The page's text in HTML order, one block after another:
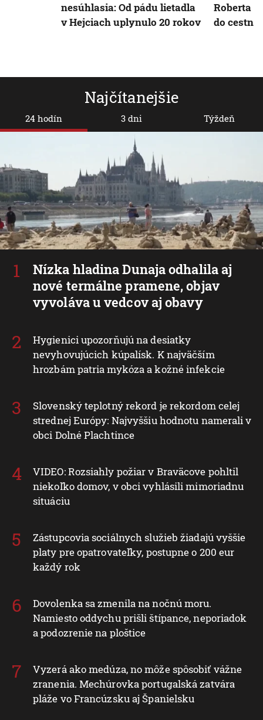
Najčítanejšie
24 hodín
Nízka hladina Dunaja odhalila aj
nové termálne pramene, objav
vyvoláva u vedcov aj obavy
Hygienici upozorňujú na desiatky
nevyhovujúcich kúpalísk. K najväčším
hrozbám patria mykóza a kožné infekcie
Slovenský teplotný rekord je rekordom celej
strednej Európy: Najvyššiu hodnotu namerali v
obci Dolné Plachtince
VIDEO: Rozsiahly požiar v Braväcove pohltil
niekoľko domov, v obci vyhlásili mimoriadnu
situáciu
Zástupcovia sociálnych služieb žiadajú vyššie
platy pre opatrovateľky, postupne o 200 eur
každý rok
Dovolenka sa zmenila na nočnú moru.
Namiesto oddychu prišli štípance, neporiadok
a podozrenie na ploštice
Vyzerá ako medúza, no môže spôsobiť vážne
zranenia. Mechúrovka portugalská zatvára
pláže vo Francúzsku aj Španielsku
3 dni Týždeň
nesúhlasia: Od pádu lietadla
v Hejciach uplynulo 20 rokov
Roberta
do